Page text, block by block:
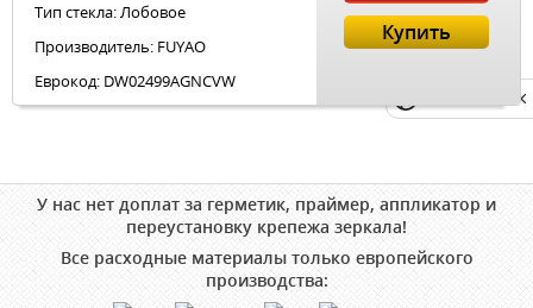
Тип стекла: Лобовое
Производитель: FUYAO
Еврокод: DW02499AGNCVW
Купить
У нас нет доплат за герметик, праймер, аппликатор и
переустановку крепежа зеркала!
Все расходные материалы только европейского
производства: